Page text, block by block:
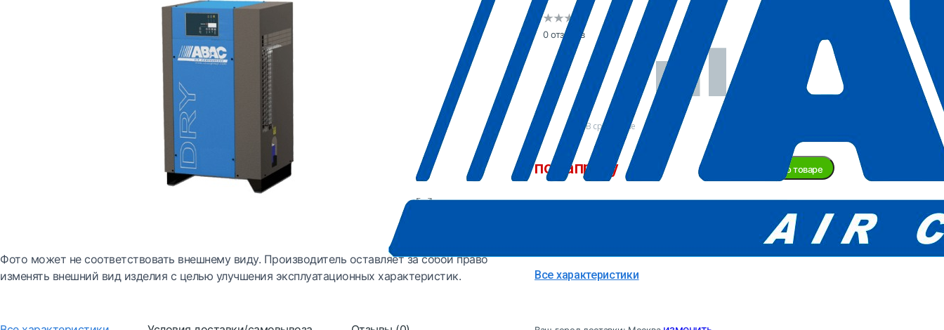
Фото может не соответствовать внешнему виду. Производитель оставляет за собой право
изменять внешний вид изделия с целью улучшения эксплуатационных характеристик.
0 отзывов
В сравнение
по запросу Задать вопрос о товаре
ABAC
Италия
Все характеристики